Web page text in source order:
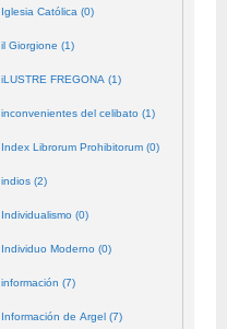
Iglesia Católica (0)
il Giorgione (1)
iLUSTRE FREGONA (1)
inconvenientes del celibato (1)
Index Librorum Prohibitorum (0)
indios (2)
Individualismo (0)
Individuo Moderno (0)
información (7)
Información de Argel (7)